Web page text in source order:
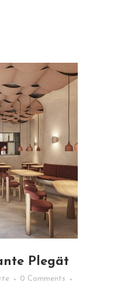
Plegät
0 Comments